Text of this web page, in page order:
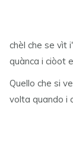
chèl che se vìt
quànca i ciòot
Quello che si
volta quando i